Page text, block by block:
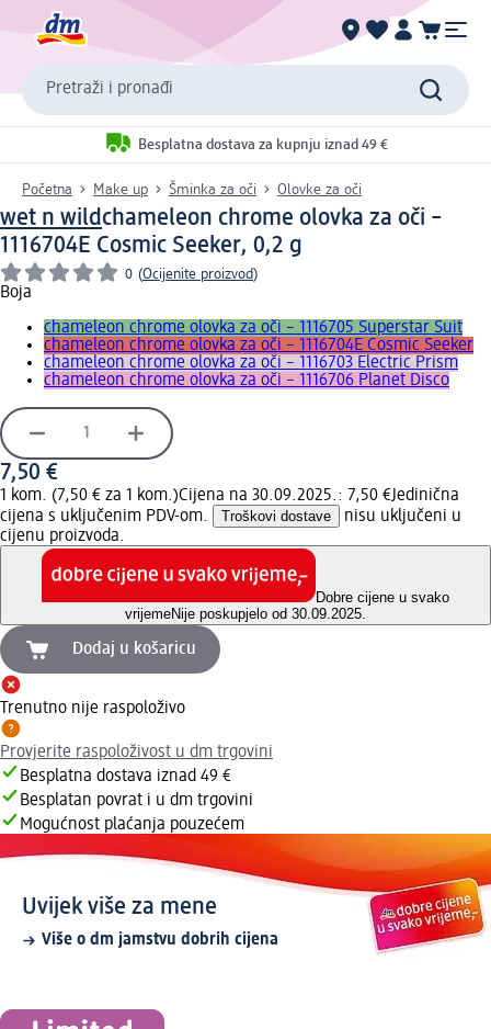
Pretraži i pronađi
Besplatna dostava za kupnju iznad 49 €
Početna Make up Šminka za oči Olovke za oči
wet n wildchameleon chrome olovka za oči –
1116704E Cosmic Seeker, 0,2 g
0 (Ocijenite proizvod)
Boja
chameleon chrome olovka za oči – 1116705 Superstar Suit
chameleon chrome olovka za oči – 1116704E Cosmic Seeker
chameleon chrome olovka za oči – 1116703 Electric Prism
chameleon chrome olovka za oči – 1116706 Planet Disco
7,50 €
1 kom. (7,50 € za 1 kom.)Cijena na 30.09.2025.: 7,50 €Jedinična
cijena s uključenim PDV-om.
Troškovi dostave
nisu uključeni u
cijenu proizvoda.
Dobre cijene u svako
vrijemeNije poskupjelo od 30.09.2025.
Dodaj u košaricu
Trenutno nije raspoloživo
Provjerite raspoloživost u dm trgovini
Besplatna dostava iznad 49 €
Besplatan povrat i u dm trgovini
Mogućnost plaćanja pouzećem
Uvijek više za mene
Više o dm jamstvu dobrih cijena